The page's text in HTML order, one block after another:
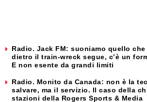
Radio. Jack FM: suoniamo quello
dietro il train-wreck segue, c’è un
E non esente da grandi limiti
Radio. Monito da Canada: non è la
salvare, ma il servizio. Il caso della
stazioni della Rogers Sports & Media